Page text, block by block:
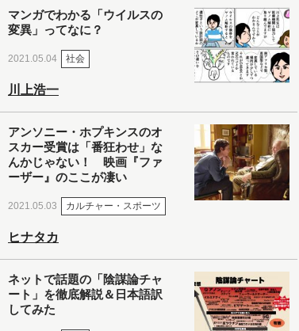
マンガでわかる「ウイルスの
変異」ってなに？
2021.05.04 社会
川上浩一
アンソニー・ホプキンスのオ
スカー受賞は「番狂わせ」な
んかじゃない！ 映画『ファ
ーザー』のここが凄い
2021.05.03 カルチャー・スポーツ
ヒナタカ
ネットで話題の「陰謀論チャ
ート」を徹底解説＆日本語訳
してみた